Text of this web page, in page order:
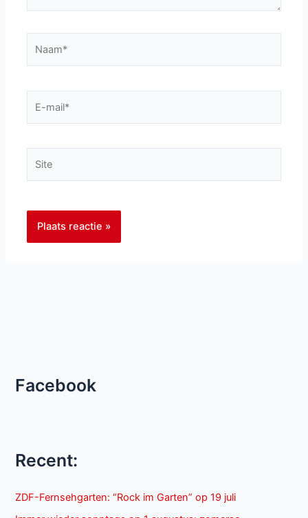
mail*
Facebook
Recent:
ZDF-Fernsehgarten: “Rock im Garten” op 19 juli